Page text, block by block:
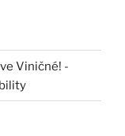
Viničné! -